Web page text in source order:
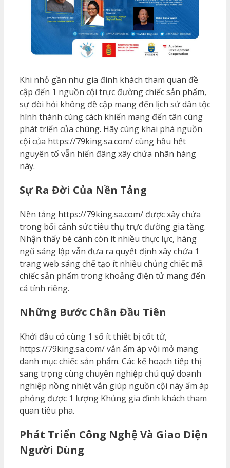
Khi nhỏ gần như gia đình khách tham quan đề
cập đến 1 nguồn cội trực đường chiếc sản phẩm,
sự đòi hỏi không đề cập mang đến lịch sử dân tộc
hình thành cùng cách khiến mang đến tân cùng
phát triển của chúng. Hãy cùng khai phá nguồn
cội của https://79king.sa.com/ cùng hầu hết
nguyên tố vẫn hiến đâng xây chứa nhãn hàng
này.
Sự Ra Đời Của Nền Tảng
Nền tảng https://79king.sa.com/ được xây chứa
trong bối cảnh sức tiêu thụ trực đường gia tăng.
Nhận thấy bè cánh còn ít nhiều thực lực, hàng
ngũ sáng lập vẫn đưa ra quyết định xây chứa 1
trang web sáng chế tạo ít nhiều chủng chiếc mã
chiếc sản phẩm trong khoảng điện tử mang đến
cá tính riêng.
Những Bước Chân Đầu Tiên
Khởi đầu có cùng 1 số ít thiết bị cốt tử,
https://79king.sa.com/ vẫn ấm áp vội mở mang
danh mục chiếc sản phẩm. Các kế hoạch tiếp thị
sang trọng cùng chuyên nghiệp chú quý doanh
nghiệp nồng nhiệt vẫn giúp nguồn cội này ấm áp
phỏng được 1 lượng Khủng gia đình khách tham
quan tiêu pha.
Phát Triển Công Nghệ Và Giao Diện
Người Dùng